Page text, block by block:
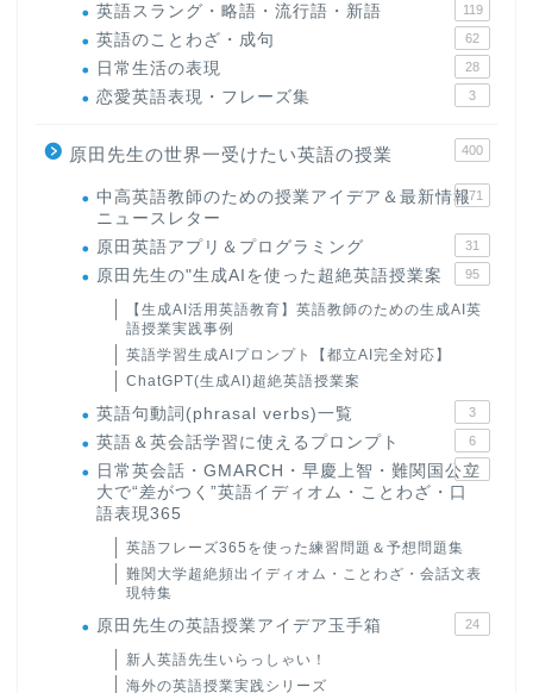
英語スラング・略語・流行語・新語 119
英語のことわざ・成句 62
日常生活の表現 28
恋愛英語表現・フレーズ集 3
原田先生の世界一受けたい英語の授業 400
中高英語教師のための授業アイデア＆最新情報
ニュースレター
171
原田英語アプリ＆プログラミング 31
原田先生の"生成AIを使った超絶英語授業案 95
【生成AI活用英語教育】英語教師のための生成AI英
語授業実践事例
英語学習生成AIプロンプト【都立AI完全対応】
ChatGPT(生成AI)超絶英語授業案
英語句動詞(phrasal verbs)一覧 3
英語＆英会話学習に使えるプロンプト 6
日常英会話・GMARCH・早慶上智・難関国公立
大で“差がつく”英語イディオム・ことわざ・口
語表現365
22
英語フレーズ365を使った練習問題＆予想問題集
難関大学超絶頻出イディオム・ことわざ・会話文表
現特集
原田先生の英語授業アイデア玉手箱 24
新人英語先生いらっしゃい！
海外の英語授業実践シリーズ